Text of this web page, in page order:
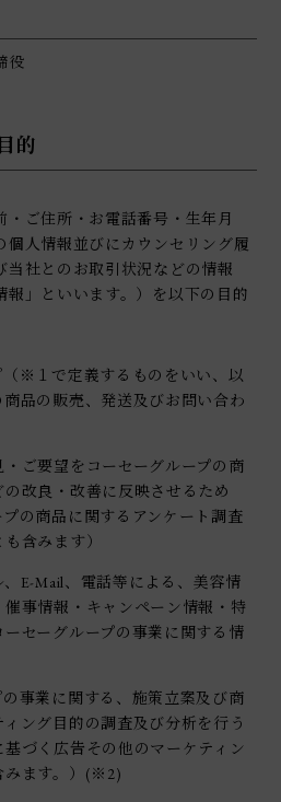
役
的
ご住所・お電話番号・生年月
個人情報並びにカウンセリング履
当社とのお取引状況などの情報
報」といいます。）を以下の目的
（※１で定義するものをいい、以
品の販売、発送及びお問い合わ
ご要望をコーセーグループの商
改良・改善に反映させるため
プの商品に関するアンケート調査
含みます）
E-Mail、電話等による、美容情
事情報・キャンペーン情報・特
セーグループの事業に関する情
事業に関する、施策立案及び商
ング目的の調査及び分析を行う
づく広告その他のマーケティン
みます。）(※2)